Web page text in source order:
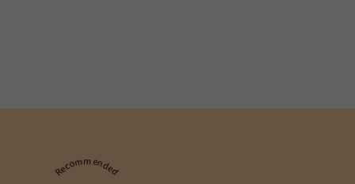
Recommended